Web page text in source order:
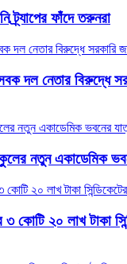
ট্র্যাপের ফাঁদে তরুনরা
দল নেতার বিরুদ্ধে
নতুন একাডেমিক
৩ কোটি ২০ লাখ টাকা